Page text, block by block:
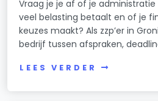
Vraag je je af of je
veel belasting betaalt en of je
keuzes maakt? Als zzp’er in
bedrijf tussen afspraken,
LEES VERDER